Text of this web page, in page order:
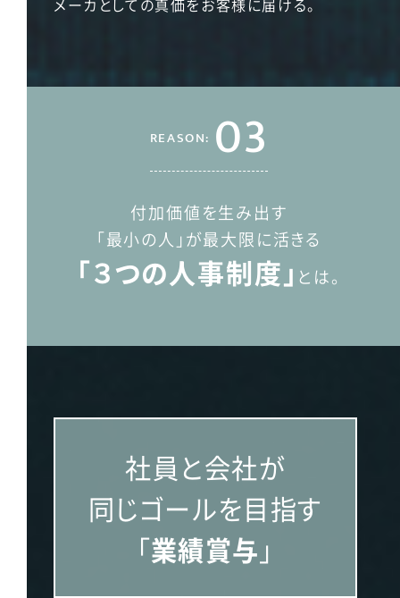
メーカとしての真価をお客様に届ける。
REASON: 03
付加価値を生み出す
「最小の人」が最大限に活きる
「３つの人事制度」 とは。
社員と会社が
同じゴールを目指す
「業績賞与 」